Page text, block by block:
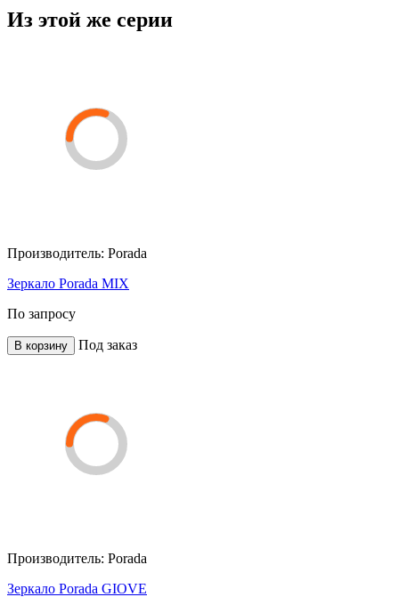
Из этой же серии
Производитель: Porada
Зеркало Porada MIX
По запросу
В корзину Под заказ
Производитель: Porada
Зеркало Porada GIOVE